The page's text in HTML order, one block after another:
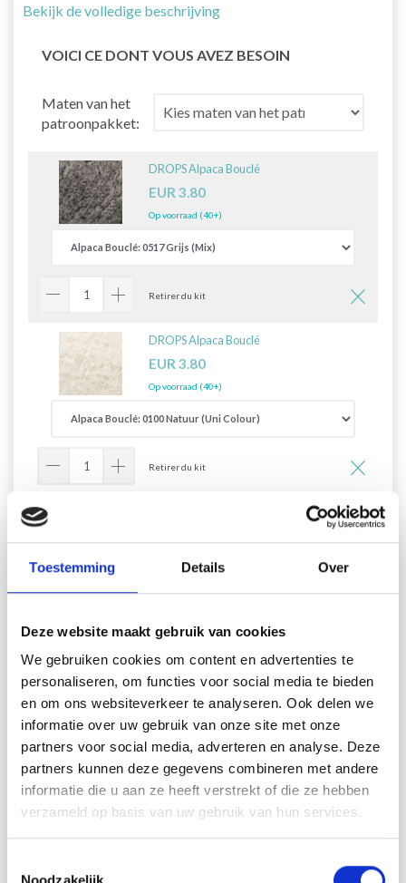
Toestemming Details Over
Deze website maakt gebruik van cookies
We gebruiken cookies om content en advertenties te
personaliseren, om functies voor social media te bieden
en om ons websiteverkeer te analyseren. Ook delen we
informatie over uw gebruik van onze site met onze
partners voor social media, adverteren en analyse. Deze
partners kunnen deze gegevens combineren met andere
informatie die u aan ze heeft verstrekt of die ze hebben
verzameld op basis van uw gebruik van hun services.
Noodzakelijk
Bekijk de volledige beschrijving
VOICI CE DONT VOUS AVEZ BESOIN
Maten van het
patroonpakket:
DROPS Alpaca Bouclé
EUR 3.80
Op voorraad (40+)
Retirer du kit
DROPS Alpaca Bouclé
EUR 3.80
Op voorraad (40+)
Retirer du kit
Alles toevoegen aan winkelwagen
DROPS Design
DROPS Design: Modèle n° ab-101
Groupe de fils C ou A + A
-------------------------------------------------------
TAILLES:
S – M – L – XL – XXL – XXXL
FOURNITURES: